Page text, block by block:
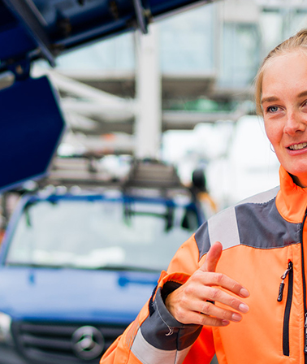
Center der HPA
aller Verkehrsmeldungen im